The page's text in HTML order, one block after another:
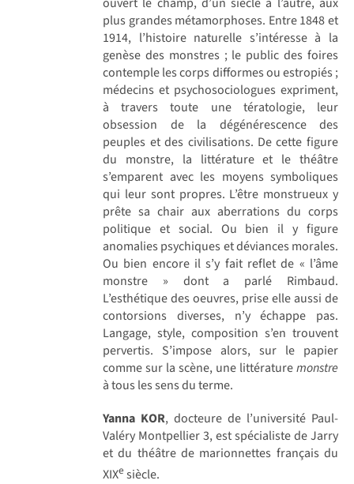
plus grandes métamorphoses. Entre 1848 et
1914, l’histoire naturelle s’intéresse à la
genèse des monstres ; le public des foires
contemple les corps difformes ou estropiés ;
médecins et psychosociologues expriment,
à travers toute une tératologie, leur
obsession de la dégénérescence des
peuples et des civilisations. De cette figure
du monstre, la littérature et le théâtre
s’emparent avec les moyens symboliques
qui leur sont propres. L’être monstrueux y
prête sa chair aux aberrations du corps
politique et social. Ou bien il y figure
anomalies psychiques et déviances morales.
Ou bien encore il s’y fait reflet de « l’âme
monstre » dont a parlé Rimbaud.
L’esthétique des oeuvres, prise elle aussi de
contorsions diverses, n’y échappe pas.
Langage, style, composition s’en trouvent
pervertis. S’impose alors, sur le papier
comme sur la scène, une littératuremonstre
à tous les sens du terme.
Yanna KOR, docteure de l’université Paul-
Valéry Montpellier 3, est spécialiste de Jarry
et du théâtre de marionnettes français du
XIXe siècle.